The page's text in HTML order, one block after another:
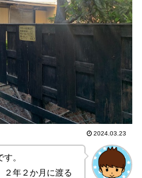
2024.03.23
。
２年２か月に渡る